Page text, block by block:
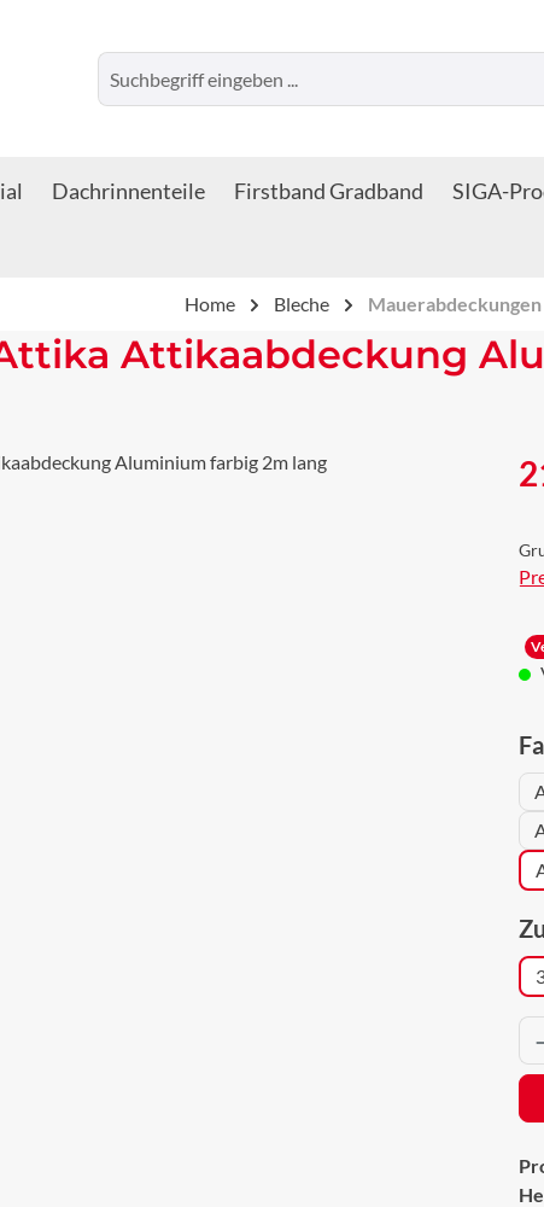
Dachrinnenteile Firstband Gradband SIGA-
Home Bleche Mauerabdeckungen
Attikaabdeckung